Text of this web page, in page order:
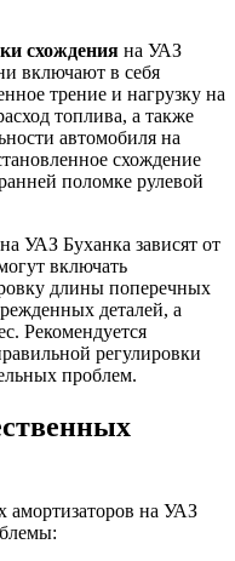
схождения на УАЗ
включают в себя
трение и нагрузку на
топлива, а также
автомобиля на
схождение
поломке рулевой
на УАЗ Буханка зависят от
включать
длины поперечных
деталей, а
Рекомендуется
регулировки
проблем.
амортизаторов на УАЗ